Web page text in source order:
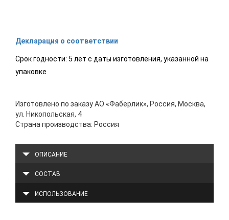
Декларация о соответствии
Срок годности: 5 лет с даты изготовления, указанной на
упаковке
Изготовлено по заказу АО «Фаберлик», Россия, Москва,
ул. Никопольская, 4
Страна производства: Россия
ОПИСАНИЕ
СОСТАВ
ИСПОЛЬЗОВАНИЕ